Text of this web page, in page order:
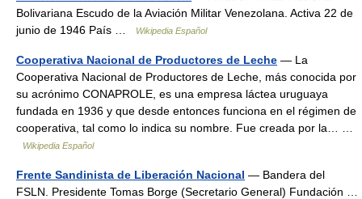
Bolivariana Escudo de la Aviación Militar Venezolana. Activa 22 de
junio de 1946 País …
Wikipedia Español
Cooperativa Nacional de Productores de Leche — La
Cooperativa Nacional de Productores de Leche, más conocida por
su acrónimo CONAPROLE, es una empresa láctea uruguaya
fundada en 1936 y que desde entonces funciona en el régimen de
cooperativa, tal como lo indica su nombre. Fue creada por la… …
Wikipedia Español
Frente Sandinista de Liberación Nacional — Bandera del
FSLN. Presidente Tomas Borge (Secretario General) Fundación …